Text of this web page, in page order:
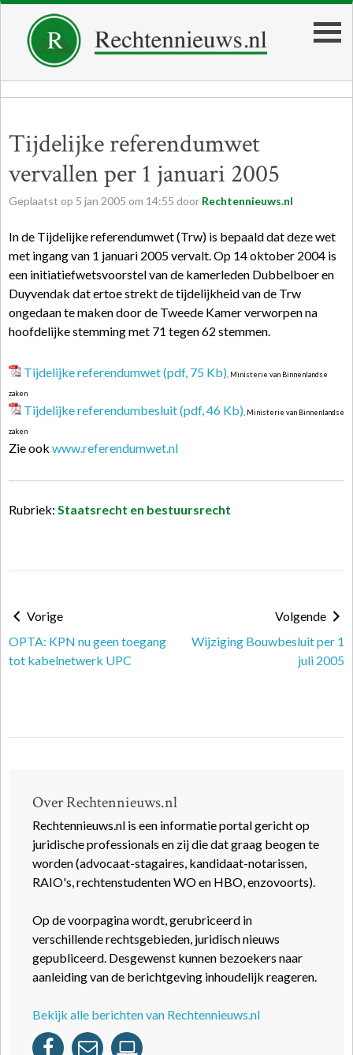
Tijdelijke referendumwet
vervallen per 1 januari 2005
Geplaatst op 5 jan 2005 om 14:55 door Rechtennieuws.nl
In de Tijdelijke referendumwet (Trw) is bepaald dat deze wet
met ingang van 1 januari 2005 vervalt. Op 14 oktober 2004 is
een initiatiefwetsvoorstel van de kamerleden Dubbelboer en
Duyvendak dat ertoe strekt de tijdelijkheid van de Trw
ongedaan te maken door de Tweede Kamer verworpen na
hoofdelijke stemming met 71 tegen 62 stemmen.
Tijdelijke referendumwet (pdf, 75 Kb) , Ministerie van Binnenlandse
zaken
Tijdelijke referendumbesluit (pdf, 46 Kb) , Ministerie van Binnenlandse
zaken
Zie ook www.referendumwet.nl
Rubriek: Staatsrecht en bestuursrecht
Vorige
OPTA: KPN nu geen toegang
tot kabelnetwerk UPC
Volgende
Wijziging Bouwbesluit per 1
juli 2005
Over Rechtennieuws.nl
Rechtennieuws.nl is een informatie portal gericht op
juridische professionals en zij die dat graag beogen te
worden (advocaat-stagaires, kandidaat-notarissen,
RAIO's, rechtenstudenten WO en HBO, enzovoorts).
Op de voorpagina wordt, gerubriceerd in
verschillende rechtsgebieden, juridisch nieuws
gepubliceerd. Desgewenst kunnen bezoekers naar
aanleiding van de berichtgeving inhoudelijk reageren.
Bekijk alle berichten van Rechtennieuws.nl